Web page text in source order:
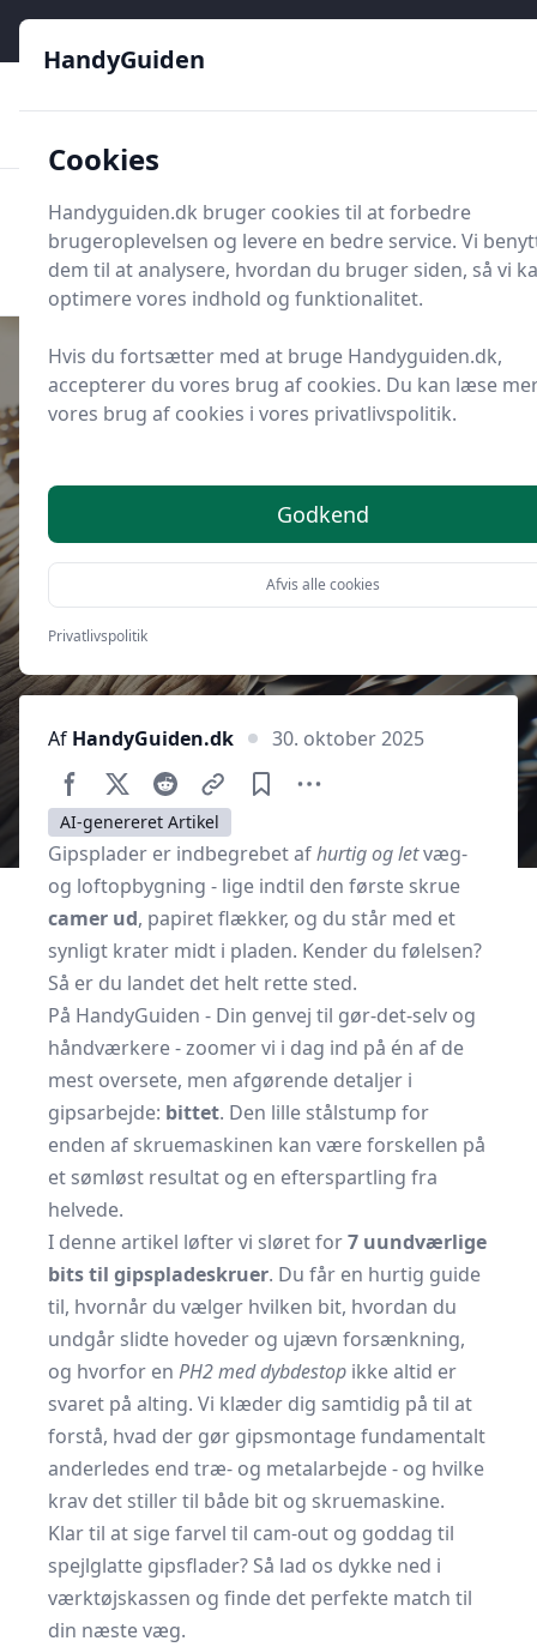
HandyGuiden
Søg nu
Søg nu
Udgivet i Værktøj og Udstyr
gipspladeskruer
Af HandyGuiden.dk 30. oktober 2025
AI-genereret Artikel
Gipsplader er indbegrebet afhurtig og letvæg-
og loftopbygning - lige indtil den første skrue
camer ud, papiret flækker, og du står med et
synligt krater midt i pladen. Kender du følelsen?
Så er du landet det helt rette sted.
På HandyGuiden - Din genvej til gør-det-selv og
håndværkere - zoomer vi i dag ind på én af de
mest oversete, men afgørende detaljer i
gipsarbejde: bittet. Den lille stålstump for
enden af skruemaskinen kan være forskellen på
et sømløst resultat og en efterspartling fra
helvede.
I denne artikel løfter vi sløret for7 uundværlige
bits til gipspladeskruer. Du får en hurtig guide
til, hvornår du vælger hvilken bit, hvordan du
undgår slidte hoveder og ujævn forsænkning,
og hvorfor en PH2 med dybdestop ikke altid er
svaret på alting. Vi klæder dig samtidig på til at
forstå, hvad der gør gipsmontage fundamentalt
anderledes end træ- og metalarbejde - og hvilke
krav det stiller til både bit og skruemaskine.
Klar til at sige farvel til cam-out og goddag til
spejlglatte gipsflader? Så lad os dykke ned i
værktøjskassen og finde det perfekte match til
din næste væg.
HandyGuiden
Cookies
Handyguiden.dk bruger cookies til at forbedre
brugeroplevelsen og levere en bedre service. Vi
dem til at analysere, hvordan du bruger siden, så vi
optimere vores indhold og funktionalitet.
Hvis du fortsætter med at bruge Handyguiden.dk,
accepterer du vores brug af cookies. Du kan læse
vores brug af cookies i vores privatlivspolitik.
Godkend
Afvis alle cookies
Privatlivspolitik